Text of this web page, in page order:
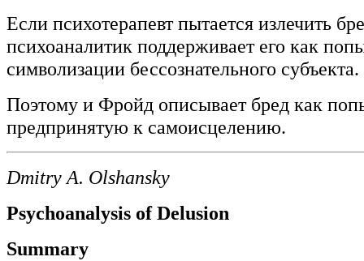
Если психотерапевт пытается излечить
психоаналитик поддерживает его как
символизации бессознательного субъекта.
Поэтому и Фройд описывает бред как
предпринятую к самоисцелению.
Dmitry A. Olshansky
Psychoanalysis of Delusion
Summary